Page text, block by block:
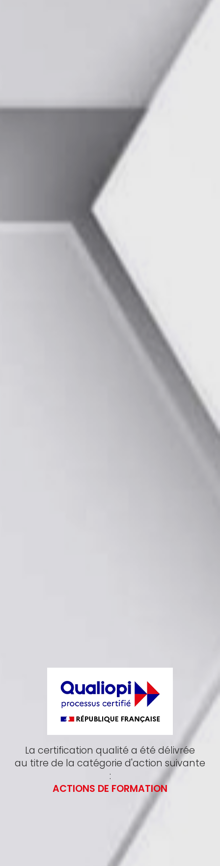
La certification qualité a été délivrée
au titre de la catégorie d'action suivante
:
ACTIONS DE FORMATION